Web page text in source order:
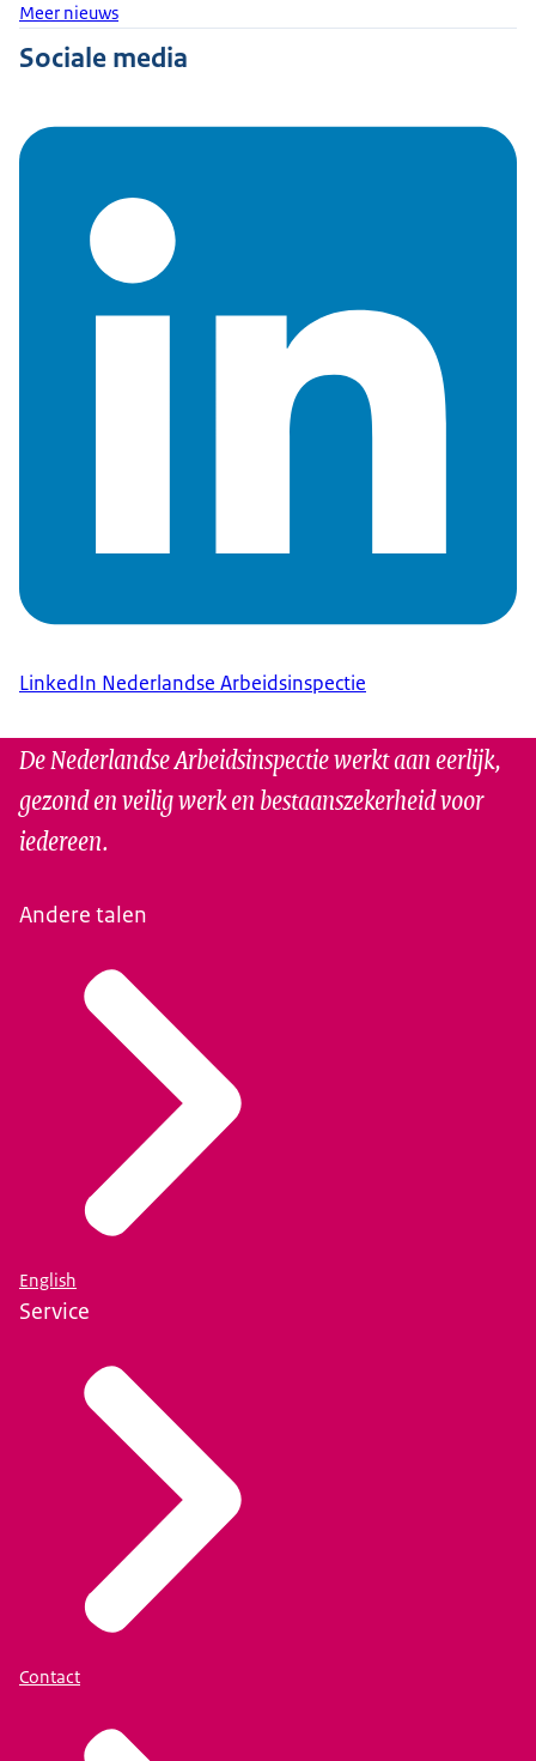
Meer nieuws
Sociale media
LinkedIn Nederlandse Arbeidsinspectie
De Nederlandse Arbeidsinspectie werkt aan eerlijk,
gezond en veilig werk en bestaanszekerheid voor
iedereen.
Andere talen
English
Service
Contact